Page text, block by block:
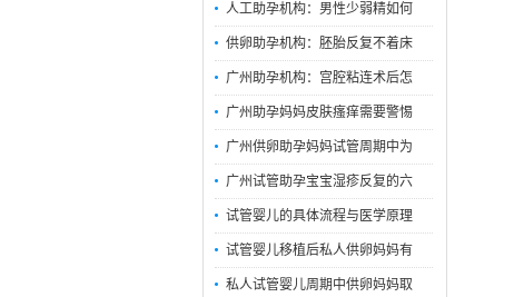
人工助孕机构：男性少弱精如何
供卵助孕机构：胚胎反复不着床
广州助孕机构：宫腔粘连术后怎
广州助孕妈妈皮肤瘙痒需要警惕
广州供卵助孕妈妈试管周期中为
广州试管助孕宝宝湿疹反复的六
试管婴儿的具体流程与医学原理
试管婴儿移植后私人供卵妈妈有
私人试管婴儿周期中供卵妈妈取